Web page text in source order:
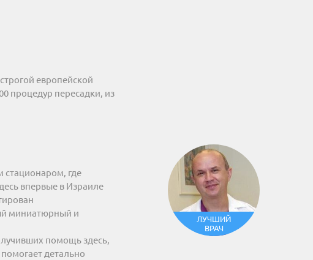
европейской
процедур пересадки, из
стационаром, где
впервые в Израиле
миниатюрный и
помощь здесь,
детально
ЛУЧШИЙ
ВРАЧ